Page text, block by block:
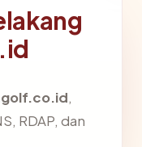
,
RDAP, dan